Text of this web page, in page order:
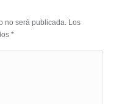
no será publicada. Los
*